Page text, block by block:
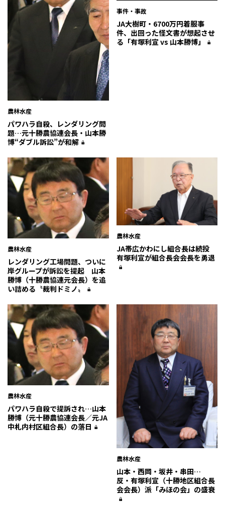
農林水産
パワハラ自殺、レンダリング問
題…元十勝農協連会長・山本勝
博“ダブル訴訟”が和解
事件・事故
JA大樹町・6700万円着服事
件、出回った怪文書が想起させ
る「有塚利宣 vs 山本勝博」
農林水産
レンダリング工場問題、ついに
岸グループが訴訟を提起 山本
勝博（十勝農協連元会長）を追
い詰める〝裁判ドミノ〟
農林水産
JA帯広かわにし組合長は続投
有塚利宣が組合長会会長を勇退
農林水産
パワハラ自殺で提訴され…山本
勝博（元十勝農協連会長／元JA
中札内村区組合長）の落日
農林水産
山本・西岡・坂井・串田…
反・有塚利宣（十勝地区組合長
会会長）派「みほの会」の盛衰